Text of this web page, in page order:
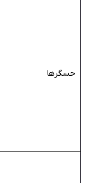
حسگرها